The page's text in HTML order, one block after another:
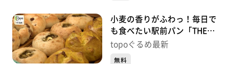
小麦の香りがふわっ！毎日で
も食べたい駅前パン「THE
BREAD BAR」（若林区荒
topoぐるめ最新
無料